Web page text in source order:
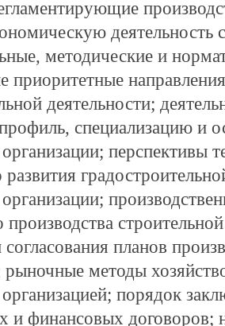
деятельность
методические и
приоритетные
деятельности;
специализацию и
перспективы
развития
организации;
производства
согласования планов
рыночные методы
порядок
и финансовых договоров;